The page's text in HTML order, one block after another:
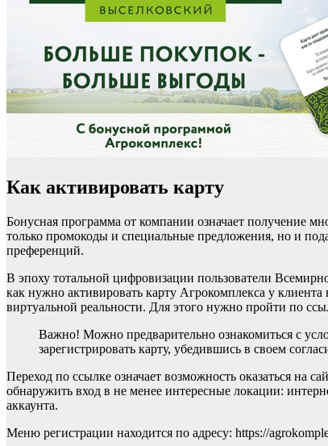
Как активировать карту
Бонусная программа от компании означает получение
только промокоды и специальные предложения, но и
преференций.
В эпоху тотальной цифровизации пользователи
как нужно активировать карту Агрокомплекса у
виртуальной реальности. Для этого нужно пройти по
Важно! Можно предварительно ознакомиться с
зарегистрировать карту, убедившись в своем
Переход по ссылке означает возможность оказаться на
обнаружить вход в не менее интересные локации:
аккаунта.
Меню регистрации находится по адресу: https://